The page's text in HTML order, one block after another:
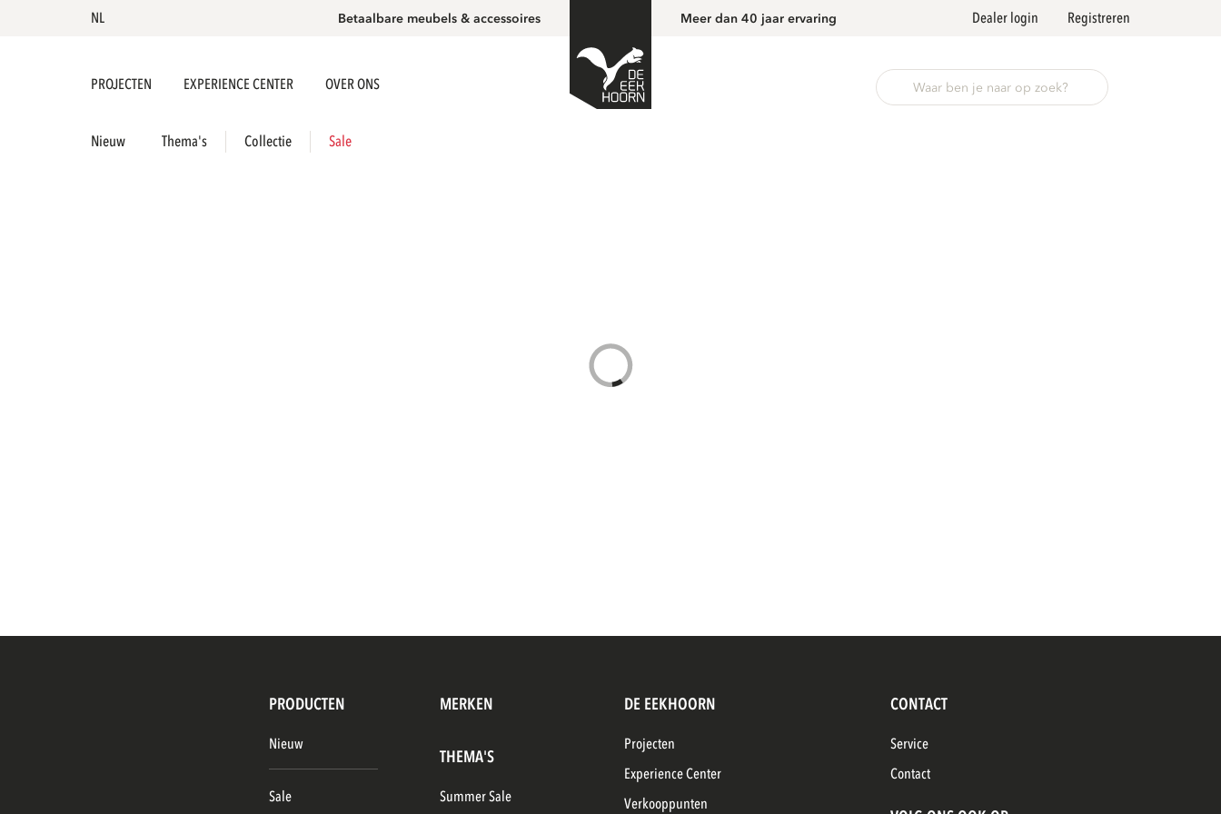
NL Betaalbare meubels & accessoires Meer dan 40 jaar ervaring Dealer login Registreren
PROJECTEN EXPERIENCE CENTER OVER ONS
Nieuw Thema's Collectie Sale
PRODUCTEN MERKEN
Nieuw
Sale
THEMA'S
Summer Sale
DE EEKHOORN
Projecten
Experience Center
Verkooppunten
CONTACT
Service
Contact